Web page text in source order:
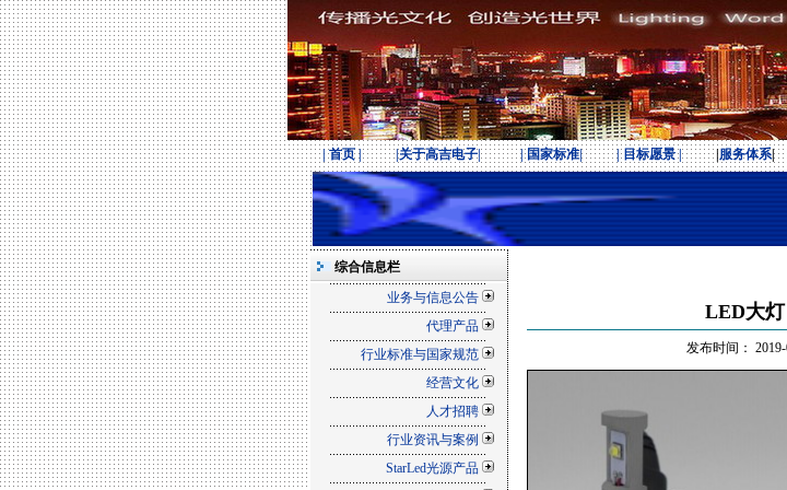
| 首页 | |关于高吉电子| | 国家标准| | 目标愿景 | |服务体系|
综合信息栏
业务与信息公告
代理产品
行业标准与国家规范
经营文化
人才招聘
行业资讯与案例
StarLed光源产品
LED大灯
发布时间：